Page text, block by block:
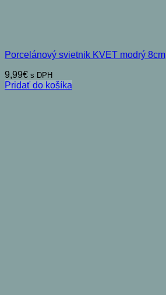
Porcelánový svietnik KVET modrý 8cm
9,99€ s DPH
Pridať do košíka